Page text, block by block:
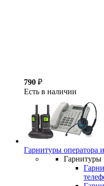
790 ₽
Есть в наличии
Гарнитуры оператора
Гарнитуры